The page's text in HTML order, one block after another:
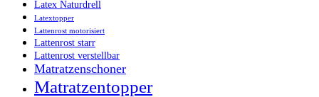
Latex Naturdrell
Latextopper
Lattenrost motorisiert
Lattenrost starr
Lattenrost verstellbar
Matratzenschoner
Matratzentopper